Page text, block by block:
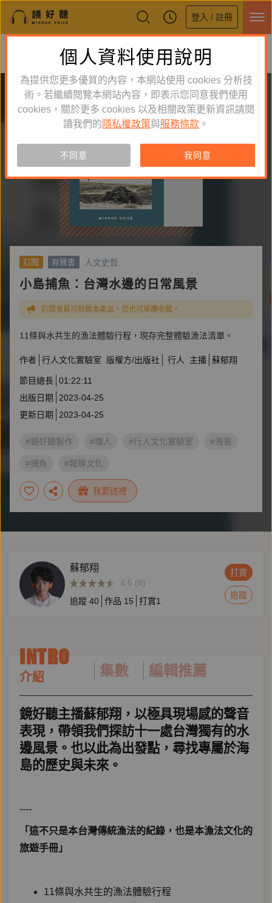
登入 / 註冊
鏡好聽全新APP上線
體驗全面升級，即刻下載
訂閱 有聲書 人文史哲
小島捕魚：台灣水邊的日常風景
訂閱會員可聆聽本產品，您也可單購收藏。
11條與水共生的漁法體驗行程，現存完整體驗漁法清單。
作者 行人文化實驗室 版權方/出版社 行人 主播 蘇郁翔
節目總長 01:22:11
出版日期
2023-04-25
更新日期
2023-04-25
#鏡好聽製作 #職人 #行人文化實驗室 #海島
#捕魚 #報導文化
我要送禮
蘇郁翔
4.5 (8)
追蹤 40 作品 15 打賞1
打賞
追蹤
INTRO
介紹 集數 編輯推薦
鏡好聽主播蘇郁翔，以極具現場感的聲音
表現，帶領我們探訪十一處台灣獨有的水
邊風景。也以此為出發點，尋找專屬於海
島的歷史與未來。
----
「這不只是本台灣傳統漁法的紀錄，也是本漁法文化的
旅遊手冊」
11條與水共生的漁法體驗行程
個人資料使用說明
為提供您更多優質的內容，本網站使用 cookies 分析技
術。若繼續閱覽本網站內容，即表示您同意我們使用
cookies，關於更多 cookies 以及相關政策更新資訊請閱
讀我們的 隱私權政策與服務條款 。
不同意 我同意